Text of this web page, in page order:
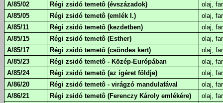
A/85/02
Régi zsidó temetô (évszázadok)
olaj,
A/85/05
Régi zsidó temetô (emlék I.)
olaj,
A/85/11
Régi zsidó temetô (kezdetben)
olaj,
A/85/15
Régi zsidó temetô (Esther)
olaj,
A/85/17
Régi zsidó temetô (csöndes kert)
olaj,
A/85/23
Régi zsidó temetô - Közép-Európában
olaj,
A/85/24
Régi zsidó temetô (az ígéret földje)
olaj,
A/86/20
Régi zsidó temetô - virágzó mandulafával
olaj,
A/86/21
Régi zsidó temetô (Ferenczy Károly emlékére)
olaj,